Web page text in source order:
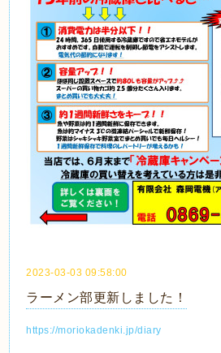
2023-03-03 09:58:00
ラーメン部更新しました！
https://moriokadenki.jp/diary